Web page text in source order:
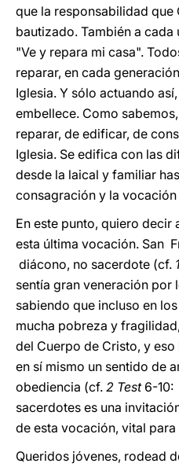
que la responsabilidad
bautizado. También a
"Ve y repara mi casa".
reparar, en cada
Iglesia. Y sólo actuando
embellece. Como
reparar, de edificar, de
Iglesia. Se edifica con las
desde la laical y familiar
consagración y la
En este punto, quiero
esta última vocación. San
diácono, no sacerdote (cf.
sentía gran veneración por
sabiendo que incluso en
mucha pobreza y
del Cuerpo de Cristo, y
en sí mismo un sentido de
obediencia (cf. 2 Test 6-10:
sacerdotes es una
de esta vocación, vital
Queridos jóvenes, rodead